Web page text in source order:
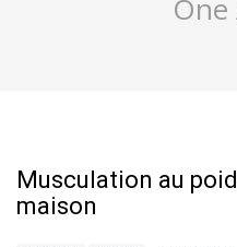
One
Musculation au
maison